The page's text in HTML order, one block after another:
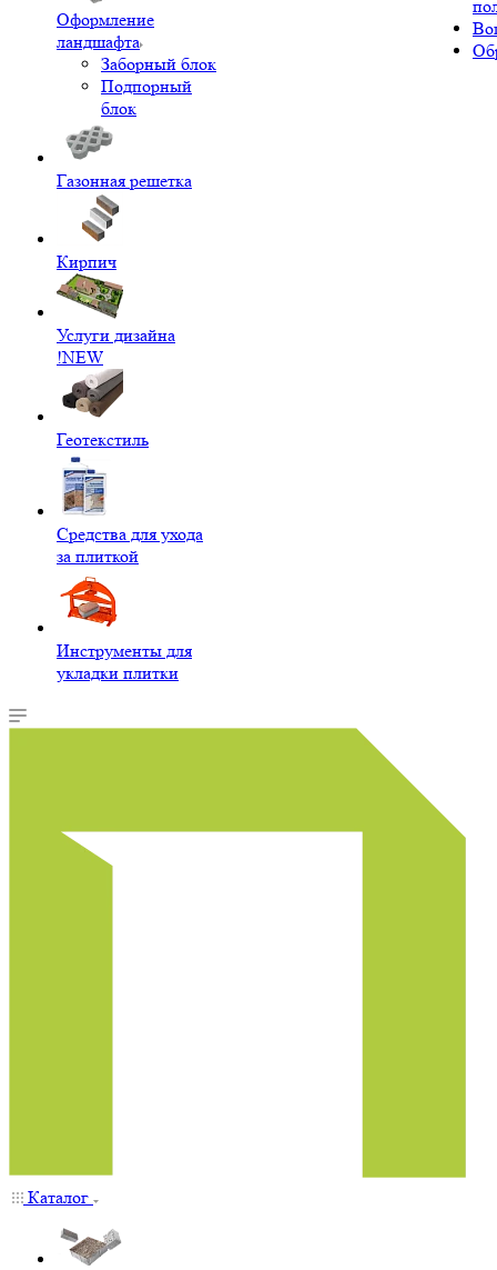
Оформление
ландшафта
Заборный блок
Подпорный
блок
Газонная решетка
Кирпич
Услуги дизайна
!NEW
Геотекстиль
Средства для ухода
за плиткой
Инструменты для
укладки плитки
Каталог